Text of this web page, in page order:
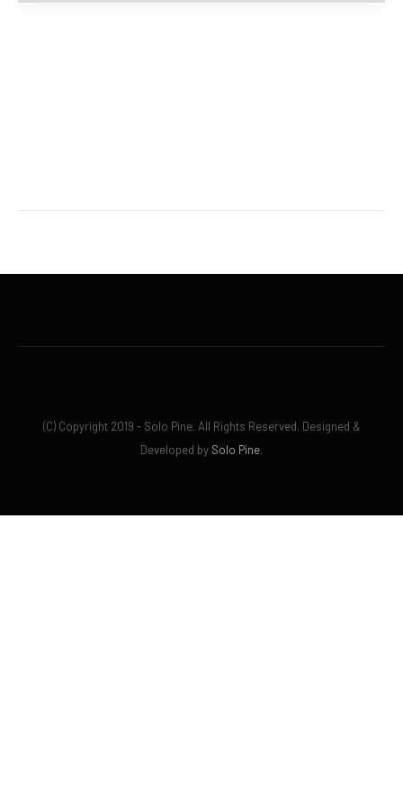
(C) Copyright 2019 - Solo Pine. All Rights Reserved. Designed &
Developed by Solo Pine.